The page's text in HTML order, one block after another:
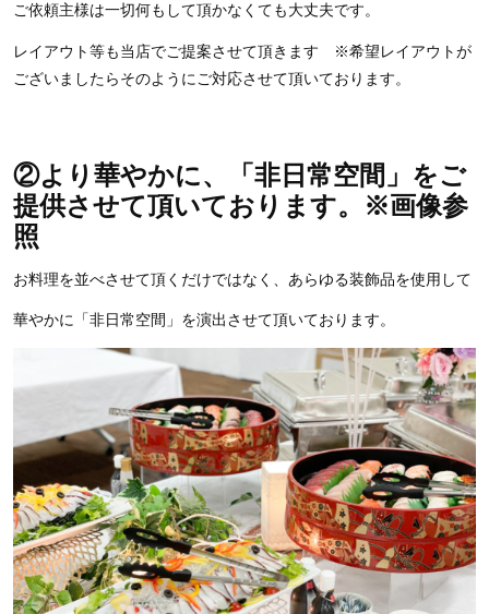
ご依頼主様は一切何もして頂かなくても大丈夫です。
レイアウト等も当店でご提案させて頂きます ※希望レイアウトが
ございましたらそのようにご対応させて頂いております。
②より華やかに、「非日常空間」をご
提供させて頂いております。※画像参
照
お料理を並べさせて頂くだけではなく、あらゆる装飾品を使用して
華やかに「非日常空間」を演出させて頂いております。